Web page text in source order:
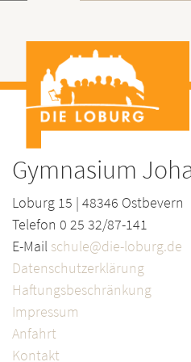
Gymnasium
Loburg 15 | 48346 Ostbevern
Telefon 0 25 32/87-141
E-Mail schule@die-loburg.de
Datenschutzerklärung
Haftungsbeschränkung
Impressum
Anfahrt
Kontakt